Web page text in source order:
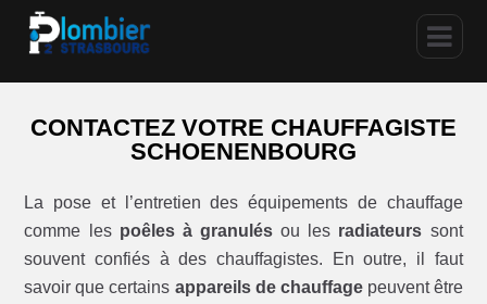
CONTACTEZ VOTRE CHAUFFAGISTE
SCHOENENBOURG
La pose et l’entretien des équipements de chauffage
comme les poêles à granulés ou les radiateurs sont
souvent confiés à des chauffagistes. En outre, il faut
savoir que certains appareils de chauffagepeuvent être